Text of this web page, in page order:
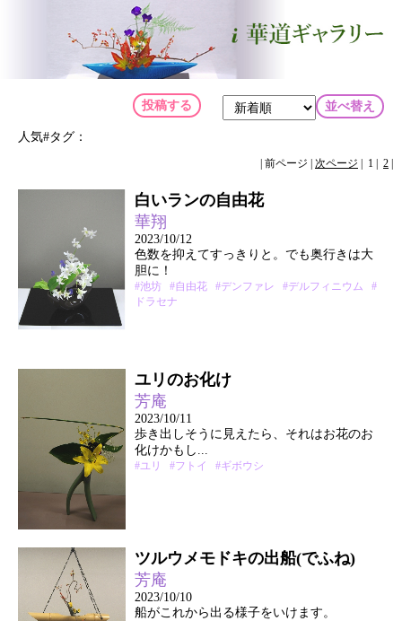
並べ替え
投稿する
人気#タグ：
| 前ページ | 次ページ | 1 | 2 |
白いランの自由花
華翔
2023/10/12
色数を抑えてすっきりと。でも奥行きは大
胆に！
#池坊 #自由花 #デンファレ #デルフィニウム
#
ドラセナ
ユリのお化け
芳庵
2023/10/11
歩き出しそうに見えたら、それはお花のお
化けかもし...
#ユリ #フトイ #ギボウシ
ツルウメモドキの出船(でふね)
芳庵
2023/10/10
船がこれから出る様子をいけます。